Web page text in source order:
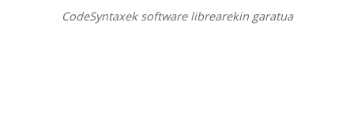
CodeSyntaxek software librearekin garatua